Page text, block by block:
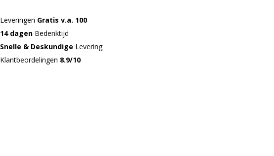
Leveringen Gratis v.a. 100
14 dagen Bedenktijd
Snelle & Deskundige Levering
Klantbeordelingen 8.9/10